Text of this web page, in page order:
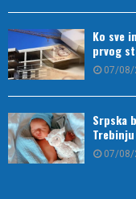
Ko sve
prvog
07/08/
Srpska
07/08/